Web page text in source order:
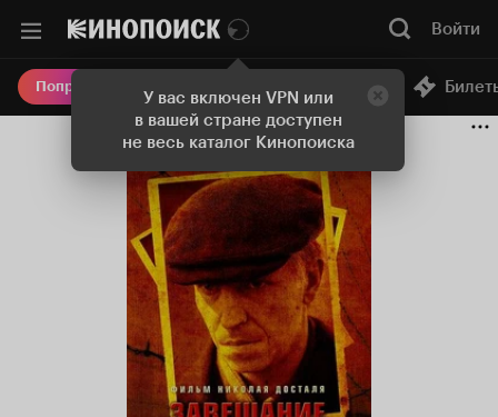
У вас включен VPN или
в вашей стране доступен
не весь каталог Кинопоиска
Войти
Попробовать Плюс Онлайн-кинотеатр